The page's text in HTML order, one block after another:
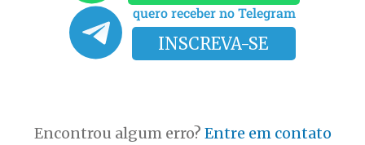
quero receber no Telegram
INSCREVA-SE
Encontrou algum erro? Entre em contato